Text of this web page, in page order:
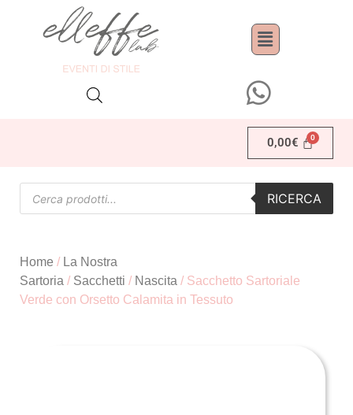
0,00€
RICERCA
Home / La Nostra
Sartoria / Sacchetti / Nascita / Sacchetto Sartoriale
Verde con Orsetto Calamita in Tessuto